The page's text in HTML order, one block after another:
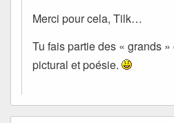
Merci pour cela, Tilk…
Tu fais partie des « grands
pictural et poésie.